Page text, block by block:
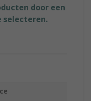
door een
selecteren.